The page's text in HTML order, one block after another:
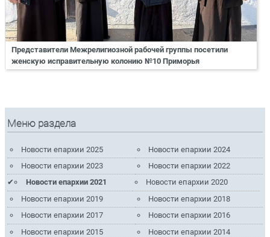
Представители Межрелигиозной рабочей группы посетили
женскую исправительную колонию №10 Приморья
Меню раздела
Новости епархии 2025
Новости епархии 2024
Новости епархии 2023
Новости епархии 2022
Новости епархии 2021
Новости епархии 2020
Новости епархии 2019
Новости епархии 2018
Новости епархии 2017
Новости епархии 2016
Новости епархии 2015
Новости епархии 2014